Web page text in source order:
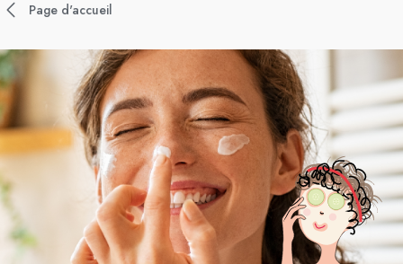
Page d'accueil